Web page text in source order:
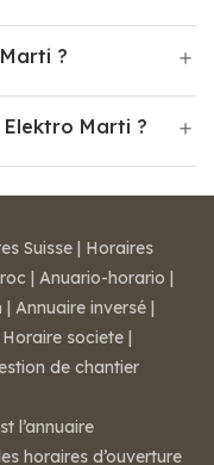
?
Marti ?
Suisse | Horaires
| Anuario-horario |
| Annuaire inversé |
Horaire societe |
de chantier
l’annuaire
horaires d’ouverture